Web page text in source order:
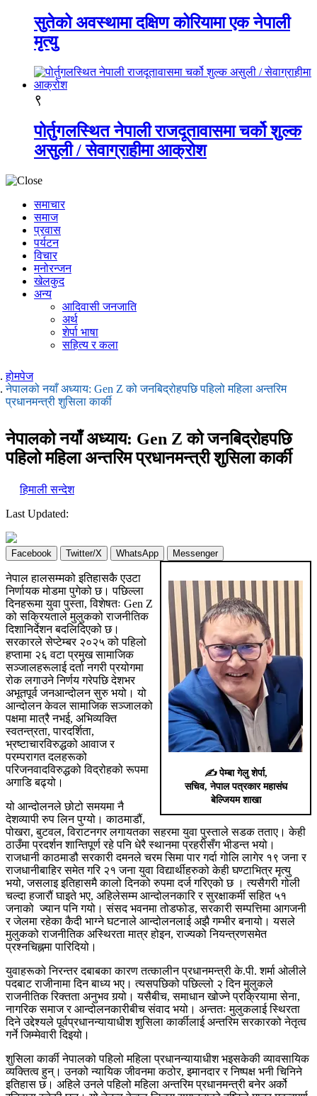
सुतेको अवस्थामा दक्षिण कोरियामा एक नेपाली
मृत्यु
९
पोर्तुगलस्थित नेपाली राजदूतावासमा चर्को शुल्क
असुली / सेवाग्राहीमा आक्रोश
समाचार
समाज
प्रवास
पर्यटन
विचार
मनोरन्जन
खेलकुद
अन्य
आदिवासी जनजाति
अर्थ
शेर्पा भाषा
सहित्य र कला
होमपेज
नेपालको नयाँ अध्याय: Gen Z को जनबिद्रोहपछि पहिलो महिला अन्तरिम
प्रधानमन्त्री शुसिला कार्की
नेपालको नयाँ अध्याय: Gen Z को जनबिद्रोहपछि
पहिलो महिला अन्तरिम प्रधानमन्त्री शुसिला कार्की
हिमाली सन्देश
Last Updated:
Facebook Twitter/X WhatsApp Messenger
✍️पेम्बा गेलु शेर्पा,
सचिव, नेपाल पत्रकार महासंघ
बेल्जियम शाखा
नेपाल हालसम्मको इतिहासकै एउटा
निर्णायक मोडमा पुगेको छ। पछिल्ला
दिनहरूमा युवा पुस्ता, विशेषतः Gen Z
को सक्रियताले मुलुकको राजनीतिक
दिशानिर्देशन बदलिदिएको छ।
सरकारले सेप्टेम्बर २०२५ को पहिलो
हप्तामा २६ वटा प्रमुख सामाजिक
सञ्जालहरूलाई दर्ता नगरी प्रयोगमा
रोक लगाउने निर्णय गरेपछि देशभर
अभूतपूर्व जनआन्दोलन सुरु भयो। यो
आन्दोलन केवल सामाजिक सञ्जालको
पक्षमा मात्रै नभई, अभिव्यक्ति
स्वतन्त्रता, पारदर्शिता,
भ्रष्टाचारविरुद्धको आवाज र
परम्परागत दलहरूको
परिजनवादविरुद्धको विद्रोहको रूपमा
अगाडि बढ्यो।
यो आन्दोलनले छोटो समयमा नै
देशव्यापी रुप लिन पुग्यो। काठमाडौं,
पोखरा, बुटवल, विराटनगर लगायतका सहरमा युवा पुस्ताले सडक तताए। केही
ठाउँमा प्रदर्शन शान्तिपूर्ण रहे पनि धेरै स्थानमा प्रहरीसँग भीडन्त भयो।
राजधानी काठमाडौ सरकारी दमनले चरम सिमा पार गर्दा गोलि लागेर १९ जना र
राजधानीबाहिर समेत गरि २१ जना युवा विद्यार्थीहरुको केही घण्टाभित्र मृत्यु
भयो, जसलाइ इतिहासमै कालो दिनको रुपमा दर्ज गरिएको छ । त्यसैगरी गोली
चल्दा हजारौं घाइते भए, अहिलेसम्म आन्दोलनकारि र सुरक्षाकर्मी सहित ५१
जनाको ज्यान पनि गयो। संसद भवनमा तोडफोड, सरकारी सम्पत्तिमा आगजनी
र जेलमा रहेका कैदी भाग्ने घटनाले आन्दोलनलाई अझै गम्भीर बनायो। यसले
मुलुकको राजनीतिक अस्थिरता मात्र होइन, राज्यको नियन्त्रणसमेत
प्रश्नचिह्नमा पारिदियो।
युवाहरूको निरन्तर दबाबका कारण तत्कालीन प्रधानमन्त्री के.पी. शर्मा ओलीले
पदबाट राजीनामा दिन बाध्य भए। त्यसपछिको पछिल्लो २ दिन मुलुकले
राजनीतिक रिक्तता अनुभव गर्‍यो। यसैबीच, समाधान खोज्ने प्रक्रियामा सेना,
नागरिक समाज र आन्दोलनकारीबीच संवाद भयो। अन्ततः मुलुकलाई स्थिरता
दिने उद्देश्यले पूर्वप्रधानन्यायाधीश शुसिला कार्कीलाई अन्तरिम सरकारको नेतृत्व
गर्ने जिम्मेवारी दिइयो।
शुसिला कार्की नेपालको पहिलो महिला प्रधानन्यायाधीश भइसकेकी व्यावसायिक
व्यक्तित्व हुन्। उनको न्यायिक जीवनमा कठोर, इमानदार र निष्पक्ष भनी चिनिने
इतिहास छ। अहिले उनले पहिलो महिला अन्तरिम प्रधानमन्त्री बनेर अर्को